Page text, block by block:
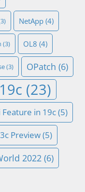
NetApp (4)
(3) OL8 (4)
(3) OPatch (6)
(23)
Feature in 19c(5)
Preview(5)
2022 (6)